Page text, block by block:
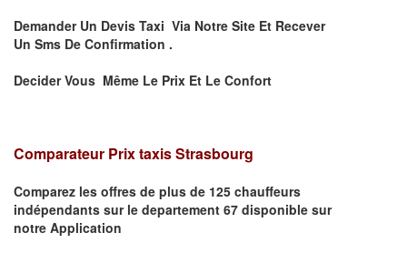
Demander Un Devis Taxi Via Notre Site Et Recever
Un Sms De Confirmation .
Decider Vous Même Le Prix Et Le Confort
Comparateur Prix taxis Strasbourg
Comparez les offres de plus de 125 chauffeurs
indépendants sur le departement 67 disponible sur
notre Application